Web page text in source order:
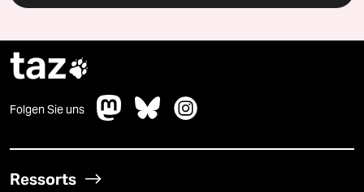
taz
Folgen Sie uns
Ressorts